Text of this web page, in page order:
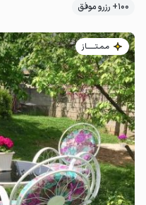
100+ رزرو موفق
مـمـتــــــاز